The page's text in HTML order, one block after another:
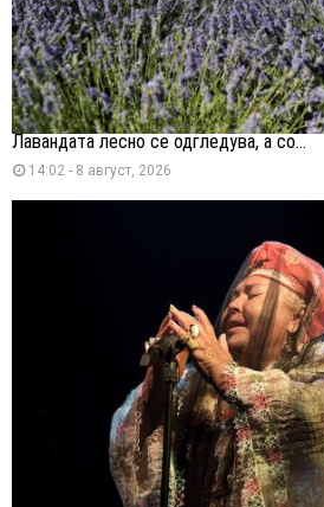
Лавандата лесно се одгледува, а со...
14:02 - 8 август, 2026